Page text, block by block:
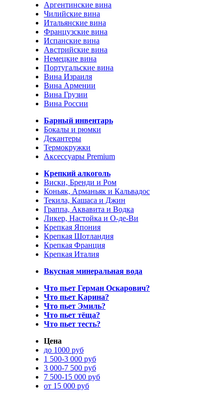
Аргентинские вина
Чилийские вина
Итальянские вина
Французские вина
Испанские вина
Австрийские вина
Немецкие вина
Португальские вина
Вина Израиля
Вина Армении
Вина Грузии
Вина России
Барный инвентарь
Бокалы и рюмки
Декантеры
Термокружки
Аксессуары Premium
Крепкий алкоголь
Виски, Бренди и Ром
Коньяк, Арманьяк и Кальвадос
Текила, Кашаса и Джин
Граппа, Аквавита и Водка
Ликер, Настойка и О-де-Ви
Крепкая Япония
Крепкая Шотландия
Крепкая Франция
Крепкая Италия
Вкусная минеральная вода
Что пьет Герман Оскарович?
Что пьет Карина?
Что пьет Эмиль?
Что пьет тёща?
Что пьет тесть?
Цена
до 1000 руб
1 500-3 000 руб
3 000-7 500 руб
7 500-15 000 руб
от 15 000 руб